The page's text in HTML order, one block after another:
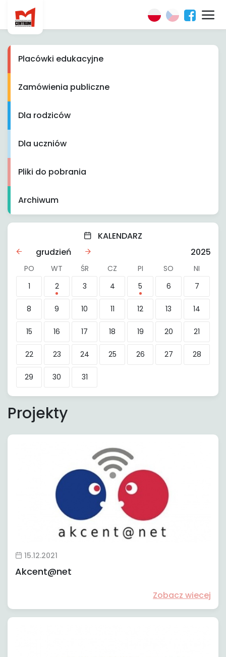
Placówki edukacyjne
Zamówienia publiczne
Dla rodziców
Dla uczniów
Pliki do pobrania
Archiwum
KALENDARZ
grudzień
2025
PO WT ŚR CZ PI SO
NI
1
2 3 4 5 6 7
8 9 10 11 12 13 14
15 16 17 18 19 20 21
22 23 24 25 26 27 28
29 30 31
Projekty
15.12.2021
Akcent@net
Zobacz wiecej